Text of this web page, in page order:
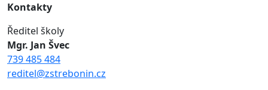
Kontakty
Ředitel školy
Mgr. Jan Švec
739 485 484
reditel@zstrebonin.cz